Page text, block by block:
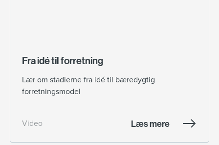
Fra idé til forretning
Lær om stadierne fra idé til bæredygtig
forretningsmodel
Video Læs mere